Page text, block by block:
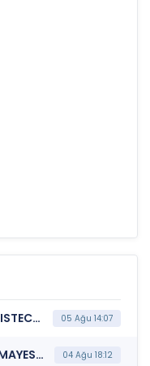
***HDFGS*** BORSA İSTANBUL BISTECH DEVRE KESİCİ UYGULAMASI (Pay Bazında Devre Kesici Bildirimi) 05 Ağu 14:07
***HDFGS*** HEDEF GİRİŞİM SERMAYESİ YATIRIM ORTAKLIĞI A.Ş. (Katılım Finansı İlkeleri Bilgi Formu ) 04 Ağu 18:12